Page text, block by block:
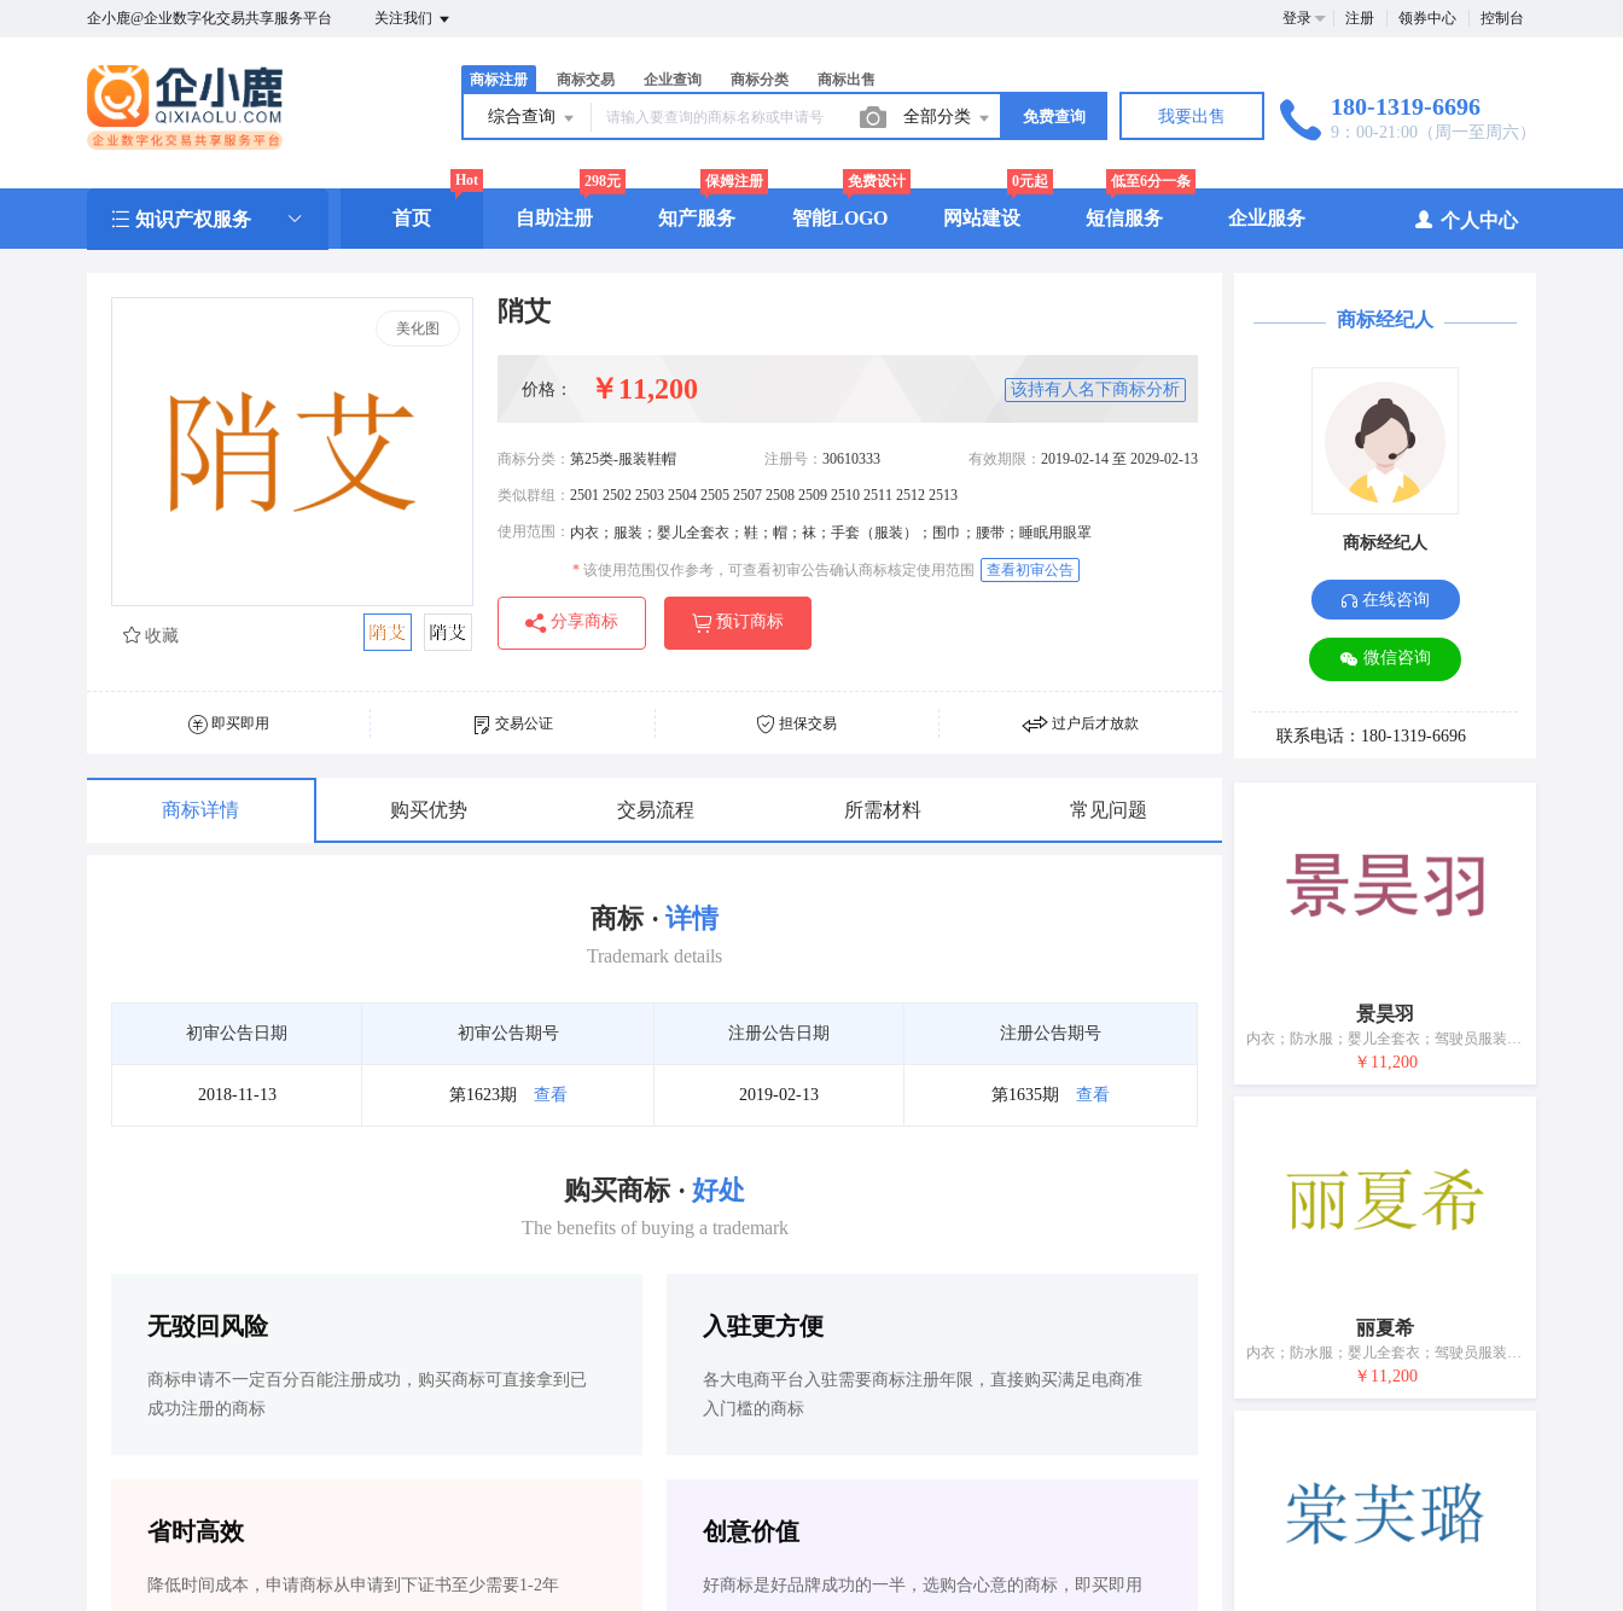
企小鹿@企业数字化交易共享服务平台 关注我们 登录 注册 领券中心 控制台
商标注册 商标交易 企业查询 商标分类 商标出售
综合查询 全部分类 免费查询 我要出售 180-1319-6696
9：00-21:00（周一至周六）
知识产权服务 首页
Hot
自助注册
298元
知产服务
保姆注册
智能LOGO
免费设计
网站建设
0元起
短信服务
低至6分一条
企业服务 个人中心
美化图
陗艾
价格： ￥11,200 该持有人名下商标分析
商标分类： 第25类-服装鞋帽 注册号： 30610333 有效期限： 2019-02-14 至 2029-02-13
类似群组： 2501 2502 2503 2504 2505 2507 2508 2509 2510 2511 2512 2513
使用范围： 内衣；服装；婴儿全套衣；鞋；帽；袜；手套（服装）；围巾；腰带；睡眠用眼罩
* 该使用范围仅作参考，可查看初审公告确认商标核定使用范围 查看初审公告
分享商标 预订商标
收藏
即买即用 交易公证 担保交易 过户后才放款
商标详情 购买优势 交易流程 所需材料 常见问题
商标 · 详情
Trademark details
初审公告日期 初审公告期号 注册公告日期 注册公告期号
2018-11-13 第1623期 查看 2019-02-13 第1635期 查看
购买商标 · 好处
The benefits of buying a trademark
无驳回风险
商标申请不一定百分百能注册成功，购买商标可直接拿到已
成功注册的商标
入驻更方便
各大电商平台入驻需要商标注册年限，直接购买满足电商准
入门槛的商标
省时高效
降低时间成本，申请商标从申请到下证书至少需要1-2年
创意价值
好商标是好品牌成功的一半，选购合心意的商标，即买即用
商标经纪人
商标经纪人
在线咨询
微信咨询
联系电话：180-1319-6696
景昊羽
内衣；防水服；婴儿全套衣；驾驶员服装；鞋（脚上的穿着物）；帽；袜；手套（服装）；围巾；皮带（服饰用）
￥11,200
丽夏希
内衣；防水服；婴儿全套衣；驾驶员服装；鞋（脚上的穿着物）；帽；短袜；手套（服装）；围巾；皮带（服饰用）
￥11,200